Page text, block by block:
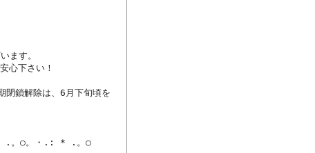
ます。
心下さい！
閉鎖解除は、6月下旬頃を
。○。・.: * .。○